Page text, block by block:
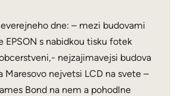
dne: – mezi budovami
EPSON s nabidkou tisku fotek
nejzajimavejsi budova
Maresovo nejvetsi LCD na svete –
Bond na nem a pohodlne